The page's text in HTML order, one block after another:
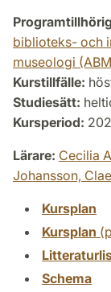
biblioteks- och
museologi
Kurstillfälle:
Studiesätt:
Kursperiod:
Lärare: Cecilia
Johansson,
Kursplan
Kursplan
Schema